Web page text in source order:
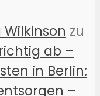
zu
ab –
in Berlin:
–